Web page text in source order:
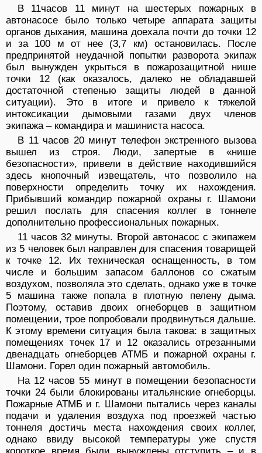
В 11часов 11 минут на шестерых пожарных в
автонасосе было только четыре аппарата защиты
органов дыхания, машина доехала почти до точки 12
и за 100 м от нее (3,7 км) остановилась. После
предпринятой неудачной попытки разворота экипаж
был вынужден укрыться в пожарозащитной нише
точки 12 (как оказалось, далеко не обладавшей
достаточной степенью защиты людей в данной
ситуации). Это в итоге и привело к тяжелой
интоксикации дымовыми газами двух членов
экипажа – командира и машиниста насоса.
В 11 часов 20 минут телефон экстренного вызова
вышел из строя. Люди, запертые в «нише
безопасности», привели в действие находившийся
здесь кнопочный извещатель, что позволило на
поверхности определить точку их нахождения.
Прибывший командир пожарной охраны г. Шамони
решил послать для спасения коллег в тоннеле
дополнительно профессиональных пожарных.
11 часов 32 минуты. Второй автонасос с экипажем
из 5 человек был направлен для спасения товарищей
к точке 12. Их техническая оснащенность, в том
числе и большим запасом баллонов со сжатым
воздухом, позволяла это сделать, однако уже в точке
5 машина также попала в плотную пелену дыма.
Поэтому, оставив двоих огнеборцев в защитном
помещении, трое попробовали продвинуться дальше.
К этому времени ситуация была такова: в защитных
помещениях точек 17 и 12 оказались отрезанными
двенадцать огнеборцев АТМБ и пожарной охраны г.
Шамони. Горел один пожарный автомобиль.
На 12 часов 55 минут в помещении безопасности
точки 24 были блокированы итальянские огнеборцы.
Пожарные АТМБ и г. Шамони пытались через каналы
подачи и удаления воздуха под проезжей частью
тоннеля достичь места нахождения своих коллег,
однако ввиду высокой температуры уже спустя